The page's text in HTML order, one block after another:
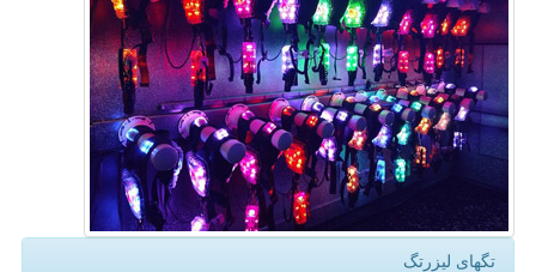
تگهای لیزرتگ